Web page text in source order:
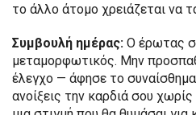
το άλλο άτομο χρειάζεται να
Συμβουλή ημέρας: Ο έρωτας
μεταμορφωτικός. Μην
έλεγχο — άφησε το
ανοίξεις την καρδιά σου